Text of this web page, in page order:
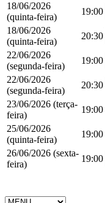
18/06/2026
(quinta-feira)
19:00
18/06/2026
(quinta-feira)
20:30
22/06/2026
(segunda-feira)
19:00
22/06/2026
(segunda-feira)
20:30
23/06/2026 (terça-
feira)
19:00
25/06/2026
(quinta-feira)
19:00
26/06/2026 (sexta-
feira)
19:00